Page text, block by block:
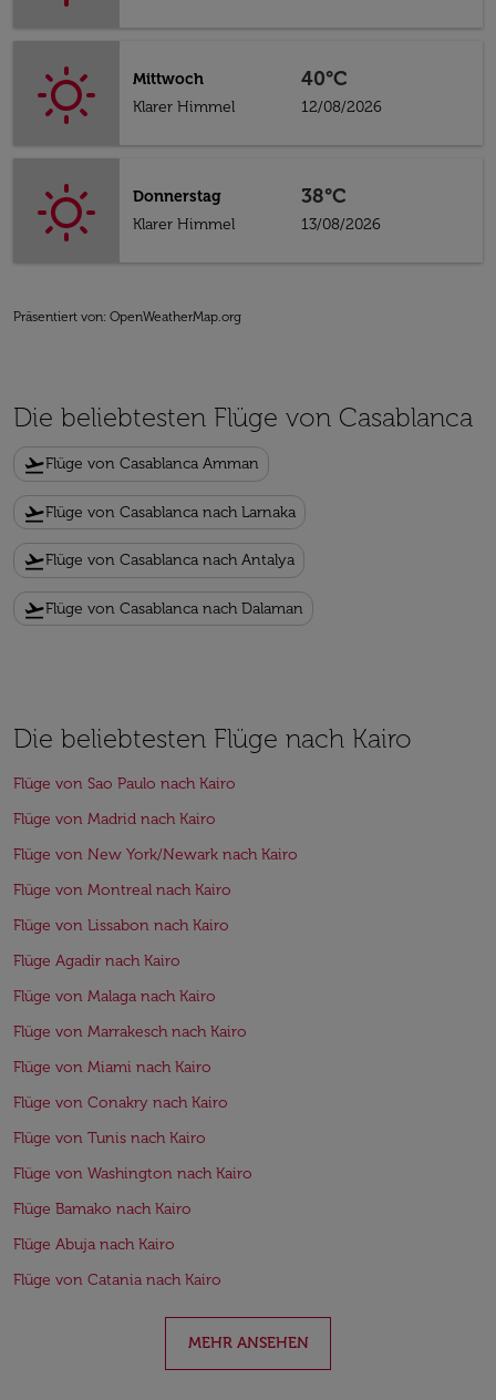
Mittwoch
Klarer Himmel
40°C
12/08/2026
Donnerstag
Klarer Himmel
38°C
13/08/2026
Präsentiert von: OpenWeatherMap.org
Die beliebtesten Flüge von Casablanca
flight_takeoffFlüge von Casablanca Amman
flight_takeoffFlüge von Casablanca nach Larnaka
flight_takeoffFlüge von Casablanca nach Antalya
flight_takeoffFlüge von Casablanca nach Dalaman
Die beliebtesten Flüge nach Kairo
Flüge von Sao Paulo nach Kairo
Flüge von Madrid nach Kairo
Flüge von New York/Newark nach Kairo
Flüge von Montreal nach Kairo
Flüge von Lissabon nach Kairo
Flüge Agadir nach Kairo
Flüge von Malaga nach Kairo
Flüge von Marrakesch nach Kairo
Flüge von Miami nach Kairo
Flüge von Conakry nach Kairo
Flüge von Tunis nach Kairo
Flüge von Washington nach Kairo
Flüge Bamako nach Kairo
Flüge Abuja nach Kairo
Flüge von Catania nach Kairo
MEHR ANSEHEN